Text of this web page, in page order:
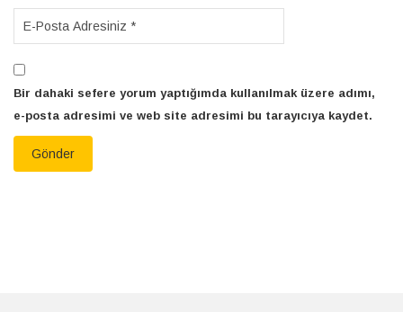
Bir dahaki sefere yorum yaptığımda kullanılmak üzere adımı,
e-posta adresimi ve web site adresimi bu tarayıcıya kaydet.